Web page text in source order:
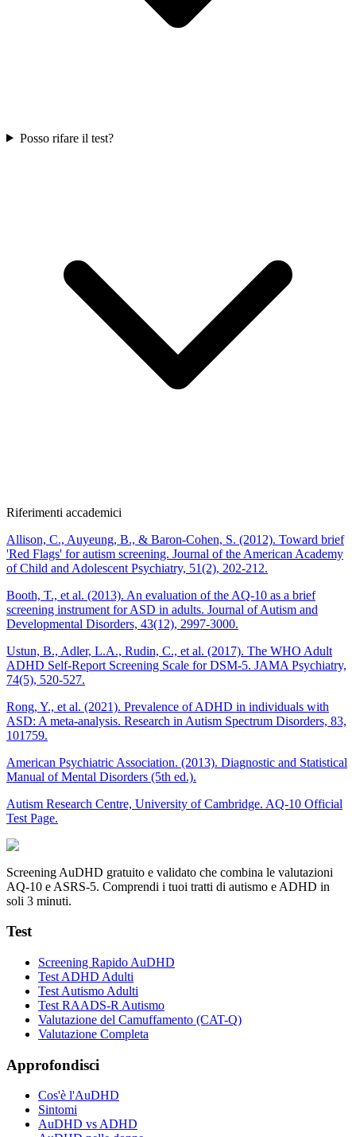
Posso rifare il test?
Riferimenti accademici
Allison, C., Auyeung, B., & Baron-Cohen, S. (2012). Toward brief
'Red Flags' for autism screening. Journal of the American Academy
of Child and Adolescent Psychiatry, 51(2), 202-212.
Booth, T., et al. (2013). An evaluation of the AQ-10 as a brief
screening instrument for ASD in adults. Journal of Autism and
Developmental Disorders, 43(12), 2997-3000.
Ustun, B., Adler, L.A., Rudin, C., et al. (2017). The WHO Adult
ADHD Self-Report Screening Scale for DSM-5. JAMA Psychiatry,
74(5), 520-527.
Rong, Y., et al. (2021). Prevalence of ADHD in individuals with
ASD: A meta-analysis. Research in Autism Spectrum Disorders, 83,
101759.
American Psychiatric Association. (2013). Diagnostic and Statistical
Manual of Mental Disorders (5th ed.).
Autism Research Centre, University of Cambridge. AQ-10 Official
Test Page.
Screening AuDHD gratuito e validato che combina le valutazioni
AQ-10 e ASRS-5. Comprendi i tuoi tratti di autismo e ADHD in
soli 3 minuti.
Test
Screening Rapido AuDHD
Test ADHD Adulti
Test Autismo Adulti
Test RAADS-R Autismo
Valutazione del Camuffamento (CAT-Q)
Valutazione Completa
Approfondisci
Cos'è l'AuDHD
Sintomi
AuDHD vs ADHD